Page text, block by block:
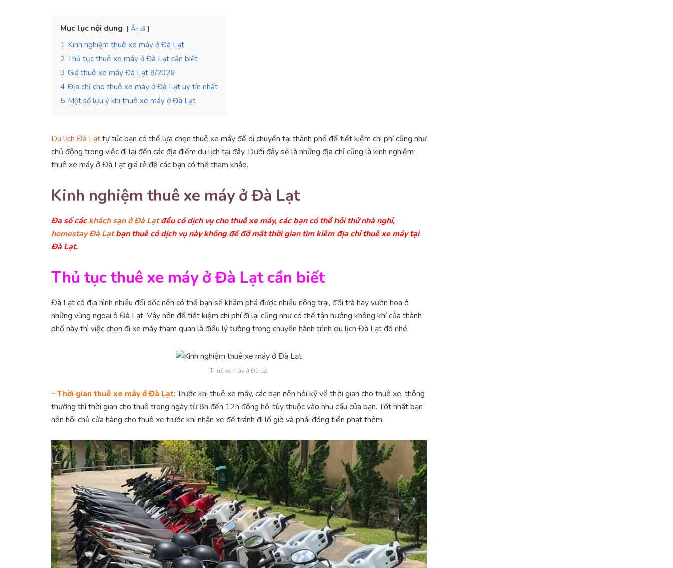
Mục lục nội dung Ẩn đi
1 Kinh nghiệm thuê xe máy ở Đà Lạt
2 Thủ tục thuê xe máy ở Đà Lạt cần biết
3 Giá thuê xe máy Đà Lạt 8/2026
4 Địa chỉ cho thuê xe máy ở Đà Lạt uy tín nhất
5 Một số lưu ý khi thuê xe máy ở Đà Lạt
Du lịch Đà Lạttự túc bạn có thể lựa chọn thuê xe máy để di chuyển tại thành phố để tiết kiệm chi phí cũng như
chủ động trong việc đi lại đến các địa điểm du lịch tại đây. Dưới đây sẽ là những địa chỉ cũng là kinh nghiệm
thuê xe máy ở Đà Lạt giá rẻ để các bạn có thể tham khảo.
Kinh nghiệm thuê xe máy ở Đà Lạt
Đa số cáckhách sạn ở Đà Lạtđều có dịch vụ cho thuê xe máy, các bạn có thể hỏi thử nhà nghỉ,
homestay Đà Lạtbạn thuê có dịch vụ này không để đỡ mất thời gian tìm kiếm địa chỉ thuê xe máy tại
Đà Lạt.
Thủ tục thuê xe máy ở Đà Lạt cần biết
Đà Lạt có địa hình nhiều đồi dốc nên có thể bạn sẽ khám phá được nhiều nông trại, đồi trà hay vườn hoa ở
những vùng ngoại ô Đà Lạt. Vậy nên để tiết kiệm chi phí đi lại cũng như có thể tận hưởng không khí của thành
phố này thì việc chọn đi xe máy tham quan là điều lý tưởng trong chuyến hành trình du lịch Đà Lạt đó nhé,
Thuê xe máy ở Đà Lạt
– Thời gian thuê xe máy ở Đà Lạt: Trước khi thuê xe máy, các bạn nên hỏi kỹ về thời gian cho thuê xe, thông
thường thì thời gian cho thuê trong ngày từ 8h đến 12h đồng hồ, tùy thuộc vào nhu cầu của bạn. Tốt nhất bạn
nên hỏi chủ cửa hàng cho thuê xe trước khi nhận xe để tránh đi lố giờ và phải đóng tiền phạt thêm.